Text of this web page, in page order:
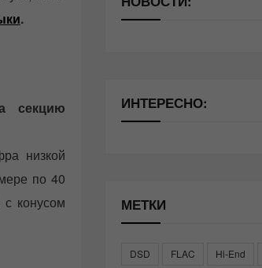
.
секцию
низкой
по 40
конусом
ИНТЕРЕСНО:
МЕТКИ
DSD FLAC Hi-End